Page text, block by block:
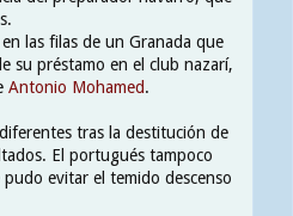
las filas de un Granada que
su préstamo en el club nazarí,
Antonio Mohamed.
tras la destitución de
El portugués tampoco
evitar el temido descenso